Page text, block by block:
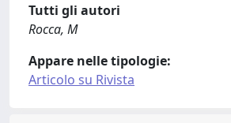
Tutti gli autori
Rocca, M
Appare nelle tipologie:
Articolo su Rivista